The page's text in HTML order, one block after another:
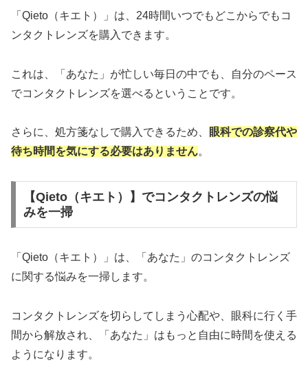
「Qieto（キエト）」は、24時間いつでもどこからでもコ
ンタクトレンズを購入できます。
これは、「あなた」が忙しい毎日の中でも、自分のペース
でコンタクトレンズを選べるということです。
さらに、処方箋なしで購入できるため、
眼科での診察代や
待ち時間を気にする必要はありません。
【Qieto（キエト）】でコンタクトレンズの悩
みを一掃
「Qieto（キエト）」は、「あなた」のコンタクトレンズ
に関する悩みを一掃します。
コンタクトレンズを切らしてしまう心配や、眼科に行く手
間から解放され、「あなた」はもっと自由に時間を使える
ようになります。